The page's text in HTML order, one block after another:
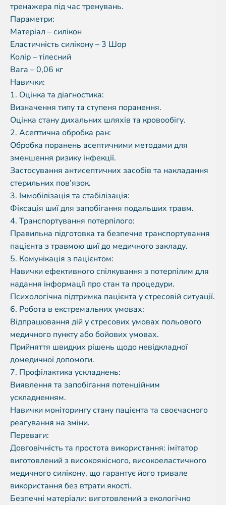
тренажера під час тренувань.
Параметри:
Матеріал – силікон
Еластичність силікону – 3 Шор
Колір – тілесний
Вага – 0,06 кг
Навички:
1. Оцінка та діагностика:
Визначення типу та ступеня поранення.
Оцінка стану дихальних шляхів та кровообігу.
2. Асептична обробка ран:
Обробка поранень асептичними методами для
зменшення ризику інфекції.
Застосування антисептичних засобів та накладання
стерильних пов’язок.
3. Іммобілізація та стабілізація:
Фіксація шиї для запобігання подальших травм.
4. Транспортування потерпілого:
Правильна підготовка та безпечне транспортування
пацієнта з травмою шиї до медичного закладу.
5. Комунікація з пацієнтом:
Навички ефективного спілкування з потерпілим для
надання інформації про стан та процедури.
Психологічна підтримка пацієнта у стресовій ситуації.
6. Робота в екстремальних умовах:
Відпрацювання дій у стресових умовах польового
медичного пункту або бойових умовах.
Прийняття швидких рішень щодо невідкладної
домедичної допомоги.
7. Профілактика ускладнень:
Виявлення та запобігання потенційним
ускладненням.
Навички моніторингу стану пацієнта та своєчасного
реагування на зміни.
Переваги:
Довговічність та простота використання: імітатор
виготовлений з високоякісного, високоеластичного
медичного силікону, що гарантує його тривале
використання без втрати якості.
Безпечні матеріали: виготовлений з екологічно